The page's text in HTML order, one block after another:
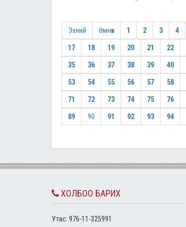
Эхний Өмнөх 1 2 3 4
17 18 19 20 21 22
35 36 37 38 39 40
53 54 55 56 57 58
71 72 73 74 75 76
89 90 91 92 93 94
ХОЛБОО БАРИХ
Утас: 976-11-325991